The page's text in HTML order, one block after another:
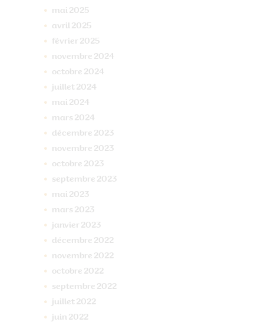
mai 2025
avril 2025
février 2025
novembre 2024
octobre 2024
juillet 2024
mai 2024
mars 2024
décembre 2023
novembre 2023
octobre 2023
septembre 2023
mai 2023
mars 2023
janvier 2023
décembre 2022
novembre 2022
octobre 2022
septembre 2022
juillet 2022
juin 2022